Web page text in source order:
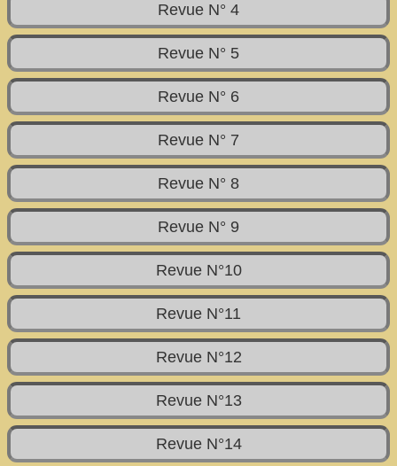
Revue N° 4
Revue N° 5
Revue N° 6
Revue N° 7
Revue N° 8
Revue N° 9
Revue N°10
Revue N°11
Revue N°12
Revue N°13
Revue N°14